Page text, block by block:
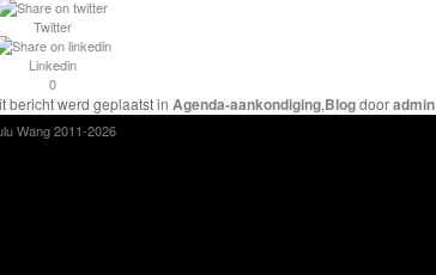
Twitter
Linkedin
0
bericht werd geplaatst in Agenda-aankondiging,Blogdooradmin
Wang 2011-2026